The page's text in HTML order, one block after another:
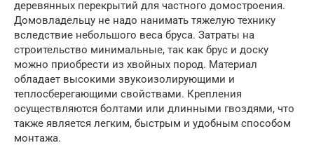
деревянных перекрытий для частного домостроения.
Домовладельцу не надо нанимать тяжелую технику
вследствие небольшого веса бруса. Затраты на
строительство минимальные, так как брус и доску
можно приобрести из хвойных пород. Материал
обладает высокими звукоизолирующими и
теплосберегающими свойствами. Крепления
осуществляются болтами или длинными гвоздями, что
также является легким, быстрым и удобным способом
монтажа.